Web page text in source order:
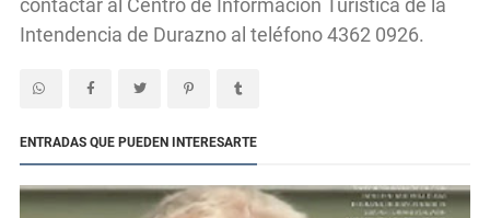
contactar al Centro de Información Turística de la
Intendencia de Durazno al teléfono 4362 0926.
ENTRADAS QUE PUEDEN INTERESARTE